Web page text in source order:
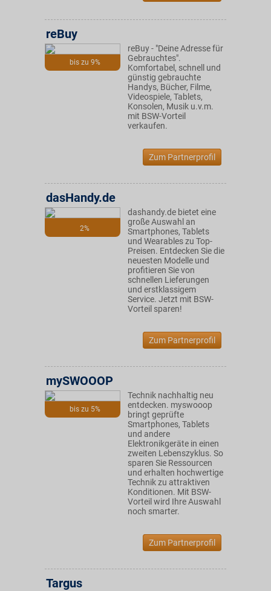
bis zu 9%
reBuy
reBuy - "Deine Adresse für
Gebrauchtes".
Komfortabel, schnell und
günstig gebrauchte
Handys, Bücher, Filme,
Videospiele, Tablets,
Konsolen, Musik u.v.m.
mit BSW-Vorteil
verkaufen.
Zum Partnerprofil
2%
dasHandy.de
dashandy.de bietet eine
große Auswahl an
Smartphones, Tablets
und Wearables zu Top-
Preisen. Entdecken Sie die
neuesten Modelle und
profitieren Sie von
schnellen Lieferungen
und erstklassigem
Service. Jetzt mit BSW-
Vorteil sparen!
Zum Partnerprofil
bis zu 5%
mySWOOOP
Technik nachhaltig neu
entdecken. myswooop
bringt geprüfte
Smartphones, Tablets
und andere
Elektronikgeräte in einen
zweiten Lebenszyklus. So
sparen Sie Ressourcen
und erhalten hochwertige
Technik zu attraktiven
Konditionen. Mit BSW-
Vorteil wird Ihre Auswahl
noch smarter.
Zum Partnerprofil
Targus